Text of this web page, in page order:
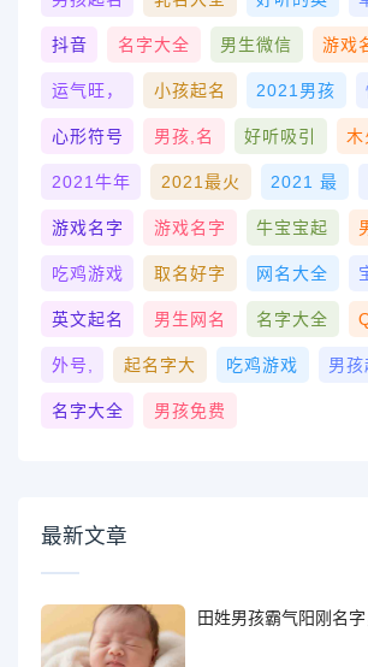
抖音 名字大全 男生微信 游戏
运气旺， 小孩起名 2021男孩
心形符号 男孩,名 好听吸引 木
2021牛年 2021最火 2021 最
游戏名字 游戏名字 牛宝宝起
吃鸡游戏 取名好字 网名大全
英文起名 男生网名 名字大全
外号, 起名字大 吃鸡游戏 男孩
名字大全 男孩免费
最新文章
田姓男孩霸气阳刚名